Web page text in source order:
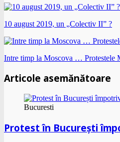
10 august 2019, un „Colectiv II” ?
Intre timp la Moscova … Protestele
Articole asemănătoare
Bucuresti
Protest în București